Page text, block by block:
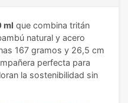
ml que combina tritán
natural y acero
167 gramos y 26,5 cm
perfecta para
la sostenibilidad sin